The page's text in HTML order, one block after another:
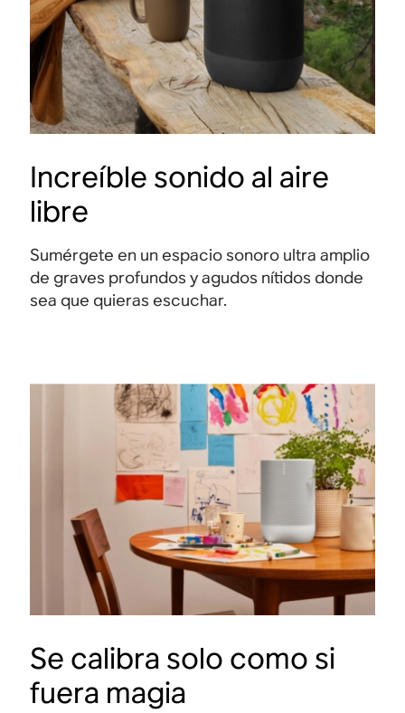
Increíble sonido al aire
libre
Sumérgete en un espacio sonoro ultra amplio
de graves profundos y agudos nítidos donde
sea que quieras escuchar.
Se calibra solo como si
fuera magia